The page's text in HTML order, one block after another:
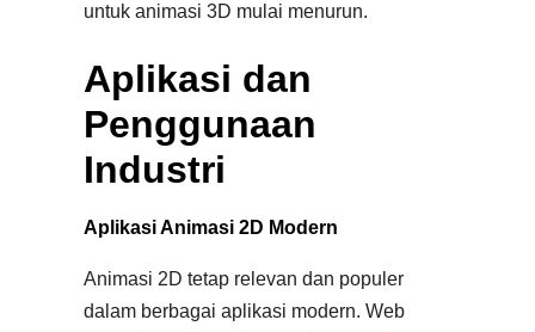
untuk animasi 3D mulai menurun.
Aplikasi dan
Penggunaan
Industri
Aplikasi Animasi 2D Modern
Animasi 2D tetap relevan dan populer
dalam berbagai aplikasi modern. Web